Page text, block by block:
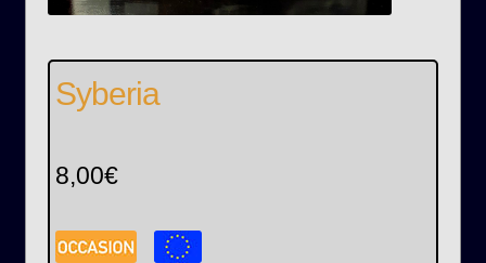
Syberia
8,00€